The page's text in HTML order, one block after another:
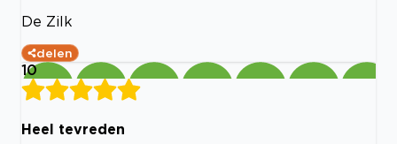
De Zilk
delen
10
Heel tevreden